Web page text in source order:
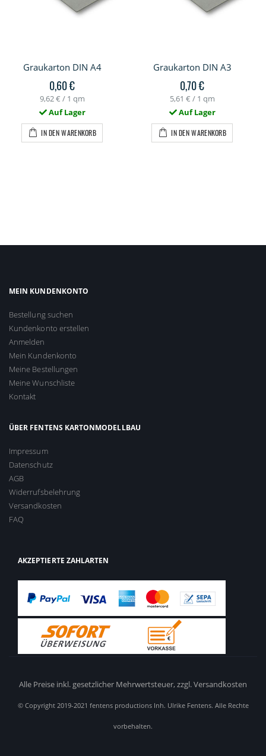
Graukarton DIN A4
0,60 €
9,62 € / 1 qm
Auf Lager
IN DEN WARENKORB
Graukarton DIN A3
0,70 €
5,61 € / 1 qm
Auf Lager
IN DEN WARENKORB
MEIN KUNDENKONTO
Bestellung suchen
Kundenkonto erstellen
Anmelden
Mein Kundenkonto
Meine Bestellungen
Meine Wunschliste
Kontakt
ÜBER FENTENS KARTONMODELLBAU
Impressum
Datenschutz
AGB
Widerrufsbelehrung
Versandkosten
FAQ
AKZEPTIERTE ZAHLARTEN
Alle Preise inkl. gesetzlicher Mehrwertsteuer,zzgl. Versandkosten
© Copyright 2019-2021 fentens productions Inh. Ulrike Fentens. Alle Rechte
vorbehalten.